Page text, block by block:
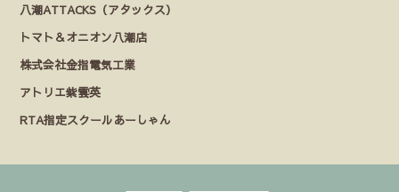
八潮ATTACKS（アタックス）
トマト＆オニオン八潮店
株式会社金指電気工業
アトリエ紫雲英
RTA指定スクールあーしゃん